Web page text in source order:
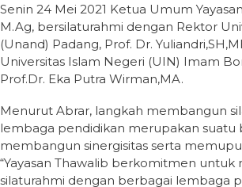
Senin 24 Mei 2021 Ketua Umum
M.Ag, bersilaturahmi dengan Rektor
(Unand) Padang, Prof. Dr.
Universitas Islam Negeri (UIN) Imam
Prof.Dr. Eka Putra Wirman,MA.
Menurut Abrar, langkah membangun
lembaga pendidikan merupakan suatu
membangun sinergisitas serta
“Yayasan Thawalib berkomitmen
silaturahmi dengan berbagai lembaga